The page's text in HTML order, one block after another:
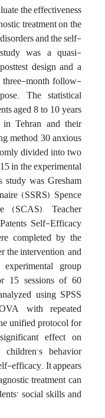
the effectiveness
treatment on the
and the self-
was a quasi-
design and a
month follow-
The statistical
aged 8 to 10 years
Tehran and their
method, 30 anxious
divided into two
in the experimental
was Gresham
(SSRS), Spence
(SCAS), Teacher
Self-Efficacy
completed by the
the intervention, and
group
15 sessions of 60
using SPSS
with repeated
unified protocol for
effect on
behavior
efficacy. It appears
treatment can
social skills and